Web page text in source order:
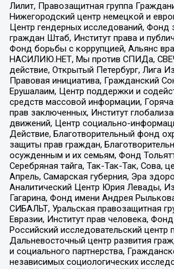
Лилит, Правозащитная группа
Нижегородский центр немецкой и
Центр гендерных исследований, Фонд
граждан Штаб, Институт права и
Фонд борьбы с коррупцией, Альянс
НАСИЛИЮ.НЕТ, Мы против СПИДа,
действие, Открытый Петербург, Лига
Правовая инициатива, Гражданский
Ерушалаим, Центр поддержки и
средств массовой информации,
прав заключенных, Институт
движений, Центр социально-
Действие, Благотворительный фонд
защиты прав граждан,
осужденным и их семьям, Фонд
Серебряная тайга, Так-Так-Так, Сова,
Апрель, Самарская губерния, Эра
Аналитический Центр Юрия Левады,
Гагарина, Фонд имени Андрея
СИБАЛЬТ, Уральская правозащитная
Евразии, Институт прав человека,
Российский исследовательский центр
Дальневосточный центр развития
и социального партнерства,
независимых социологических